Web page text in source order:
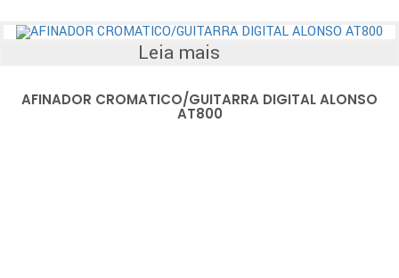
Leia mais
AFINADOR CROMATICO/GUITARRA DIGITAL ALONSO
AT800